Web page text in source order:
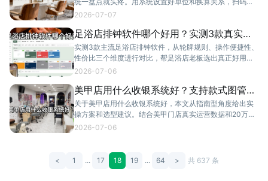
入库，定期一键盘点。
2026-07-07
足浴店排钟软件哪个好用？实测3款真实体
验对比
实测3款主流足浴店排钟软件，从轮牌规则、操作便捷性、
性价比三个维度进行对比，帮足浴店老板选出真正好用的
排钟系统。
2026-07-06
美甲店用什么收银系统好？支持款式图管理
的那种
关于美甲店用什么收银系统好，本文从指南型角度给出实
操方案和选型建议。结合美甲门店真实运营数据和20万
+商家使用经验，帮助门店老板做出明智决策。
2026-07-06
< 1 ... 17 18 19 ... 64 > 共 637 条